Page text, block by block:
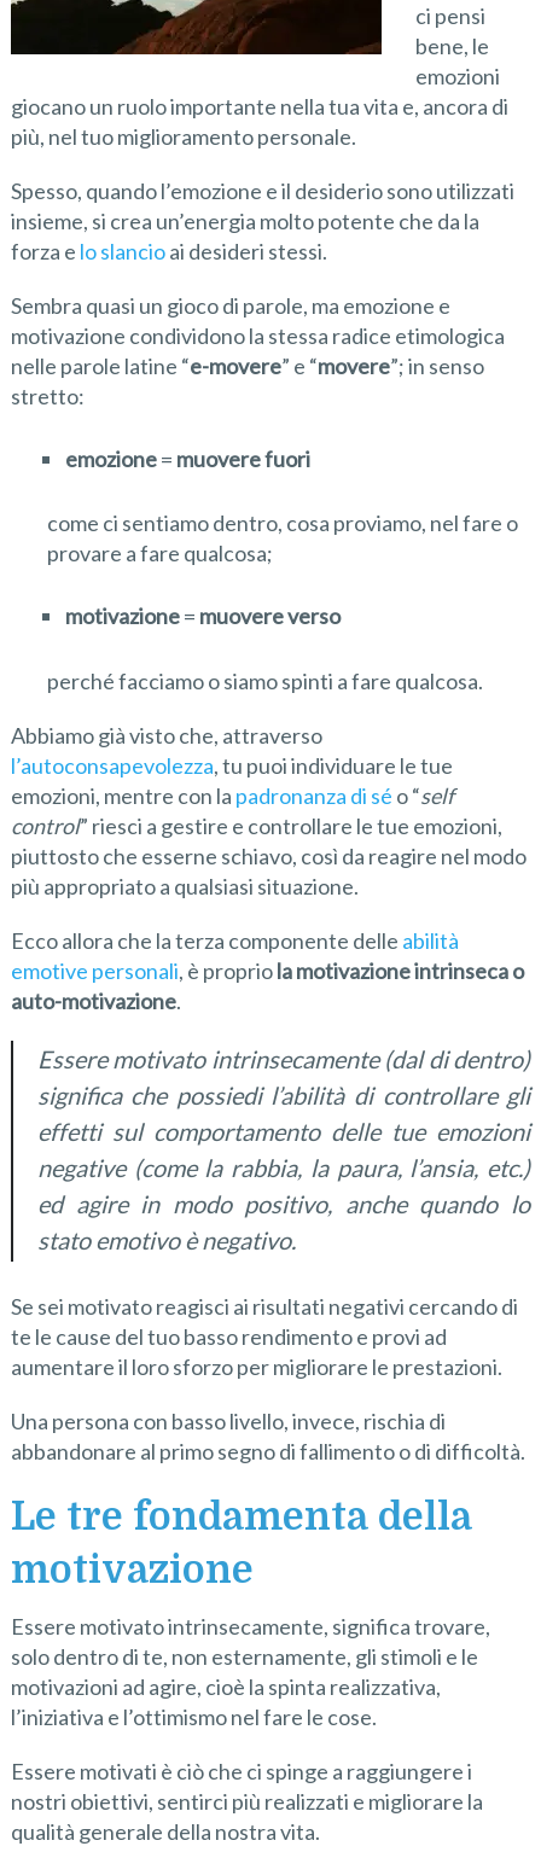
ci pensi
bene, le
emozioni
giocano un ruolo importante nella tua vita e, ancora di
più, nel tuo miglioramento personale.
Spesso, quando l’emozione e il desiderio sono utilizzati
insieme, si crea un’energia molto potente che da la
forza e lo slancioai desideri stessi.
Sembra quasi un gioco di parole, ma emozione e
motivazione condividono la stessa radice etimologica
nelle parole latine “e-movere” e “movere”; in senso
stretto:
emozione= muovere fuori
come ci sentiamo dentro, cosa proviamo, nel fare o
provare a fare qualcosa;
motivazione= muovere verso
perché facciamo o siamo spinti a fare qualcosa.
Abbiamo già visto che, attraverso
l’autoconsapevolezza, tu puoi individuare le tue
emozioni, mentre con la padronanza di sé o “self
control” riesci a gestire e controllare le tue emozioni,
piuttosto che esserne schiavo, così da reagire nel modo
più appropriato a qualsiasi situazione.
Ecco allora che la terza componente delle abilità
emotive personali, è propriola motivazioneintrinsecao
auto-motivazione.
Essere motivato intrinsecamente (dal di dentro)
significa che possiedi l’abilità di controllare gli
effetti sul comportamento delle tue emozioni
negative (come la rabbia, la paura, l’ansia, etc.)
ed agire in modo positivo, anche quando lo
stato emotivo è negativo.
Se sei motivato reagisci ai risultati negativi cercando di
te le cause del tuo basso rendimento e provi ad
aumentare il loro sforzo per migliorare le prestazioni.
Una persona con basso livello, invece, rischia di
abbandonare al primo segno di fallimento o di difficoltà.
Le tre fondamenta della
motivazione
Essere motivato intrinsecamente, significa trovare,
solo dentro di te, non esternamente, gli stimoli e le
motivazioni ad agire, cioè la spinta realizzativa,
l’iniziativa e l’ottimismo nel fare le cose.
Essere motivati è ciò che ci spinge a raggiungere i
nostri obiettivi, sentirci più realizzati e migliorare la
qualità generale della nostra vita.